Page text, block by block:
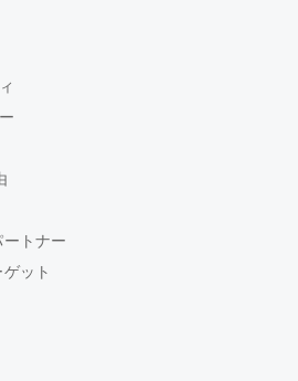
トナー
ット